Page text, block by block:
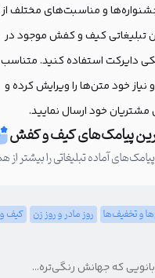
جشنواره‌ها و مناسبت‌های مختلف از
تبلیغاتی کیف و کفش موجود در
دایرکت استفاده کنید. متناسب
نیاز خود متن‌ها را ویرایش کرده و
مشتریان خود ارسال نمایید.
پیامک‌های کیف و کفش
پیامک‌های آماده تبلیغاتی را بیشتر
و تخفیف‌ها روز مادر و روز زن کیف
بانویی که جهانش رنگی‌تره…